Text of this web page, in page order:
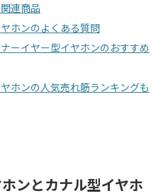
連商品
ホンのよくある質問
ーイヤー型イヤホンのおすすめ
ホンの人気売れ筋ランキングも
ンとカナル型イヤホ